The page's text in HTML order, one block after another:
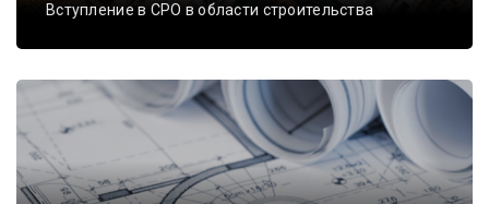
Вступление в СРО в области строительства